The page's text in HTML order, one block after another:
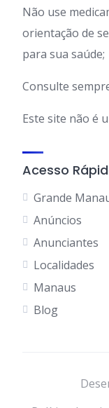
Não use
orientação de
para sua saúde;
Consulte
Este site não é
Acesso
Grande
Anúncios
Anunciantes
Localidades
Manaus
Blog